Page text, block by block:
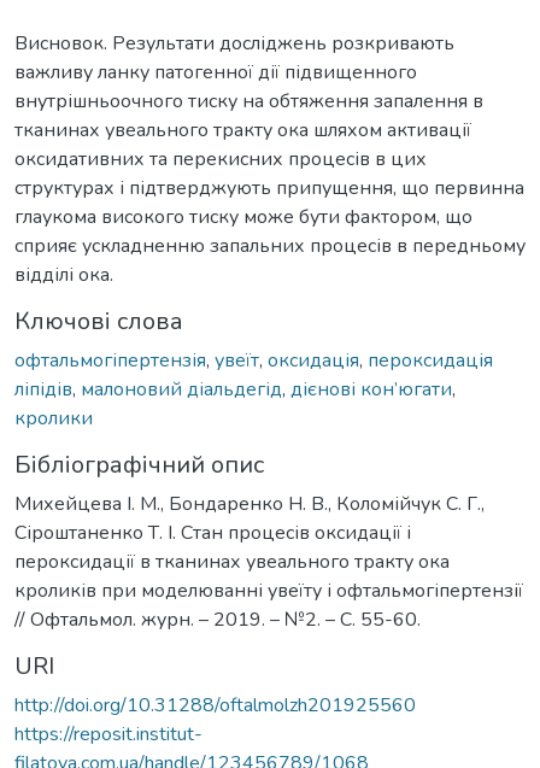
Висновок. Результати досліджень розкривають
важливу ланку патогенної дії підвищенного
внутрішньоочного тиску на обтяження запалення в
тканинах увеального тракту ока шляхом активації
оксидативних та перекисних процесів в цих
структурах і підтверджують припущення, що первинна
глаукома високого тиску може бути фактором, що
сприяє ускладненню запальних процесів в передньому
відділі ока.
Ключові слова
офтальмогіпертензія, увеїт, оксидація, пероксидація
ліпідів, малоновий діальдегід, дієнові кон’югати,
кролики
Бібліографічний опис
Михейцева І. М., Бондаренко Н. В., Коломійчук C. Г.,
Сіроштаненко Т. І. Стан процесів оксидації і
пероксидації в тканинах увеального тракту ока
кроликів при моделюванні увеїту і офтальмогіпертензії
// Офтальмол. журн. – 2019. – №2. – С. 55-60.
URI
http://doi.org/10.31288/oftalmolzh201925560
https://reposit.institut-